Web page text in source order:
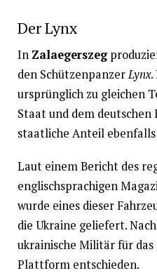
Der Lynx
In Zalaegerszeg
den SchützenpanzerLynx.
ursprünglich zu gleichen
Staat und dem
staatliche Anteil
Laut einem Bericht des
englischsprachigen
wurde eines dieser
die Ukraine geliefert.
ukrainische Militär für
Plattform entschieden.